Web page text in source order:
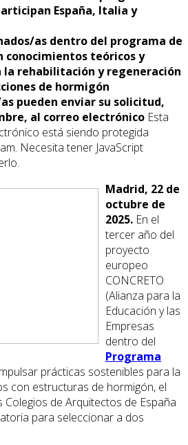
España, Italia y
as dentro del programa de
teóricos y
la rehabilitación y regeneración
de hormigón
pueden enviar su solicitud,
al correo electrónico Esta
está siendo protegida
Necesita tener JavaScript
Madrid, 22 de
octubre de
2025. En el
tercer año del
proyecto
europeo
CONCRETO
(Alianza para la
Educación y las
Empresas
dentro del
Programa
prácticas sostenibles para la
con estructuras de hormigón, el
de Arquitectos de España
para seleccionar a dos